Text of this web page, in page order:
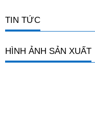
TIN TỨC
HÌNH ẢNH SẢN XUẤT